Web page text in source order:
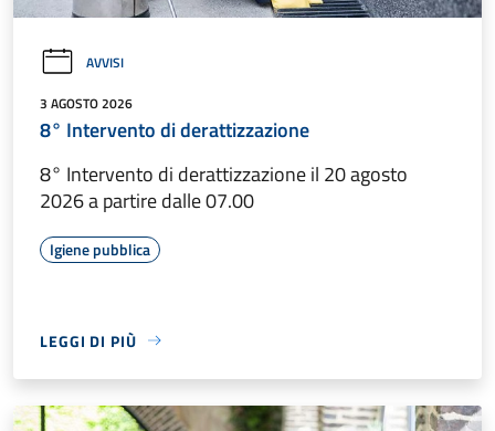
AVVISI
3 AGOSTO 2026
8° Intervento di derattizzazione
8° Intervento di derattizzazione il 20 agosto
2026 a partire dalle 07.00
Igiene pubblica
LEGGI DI PIÙ